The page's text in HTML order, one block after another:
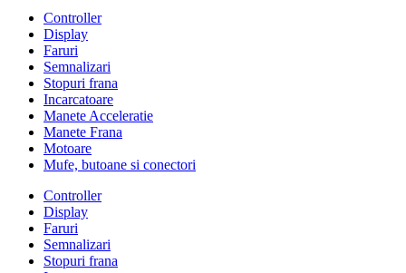
Controller
Display
Faruri
Semnalizari
Stopuri frana
Incarcatoare
Manete Acceleratie
Manete Frana
Motoare
Mufe, butoane si conectori
Controller
Display
Faruri
Semnalizari
Stopuri frana